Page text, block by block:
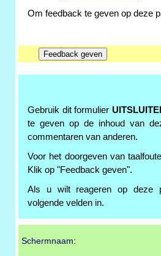
Om feedback te geven op deze
Gebruik dit formulier
te geven op de inhoud van
commentaren van anderen.
Voor het doorgeven van
Klik op "Feedback geven".
Als u wilt reageren op deze
volgende velden in.
Schermnaam: